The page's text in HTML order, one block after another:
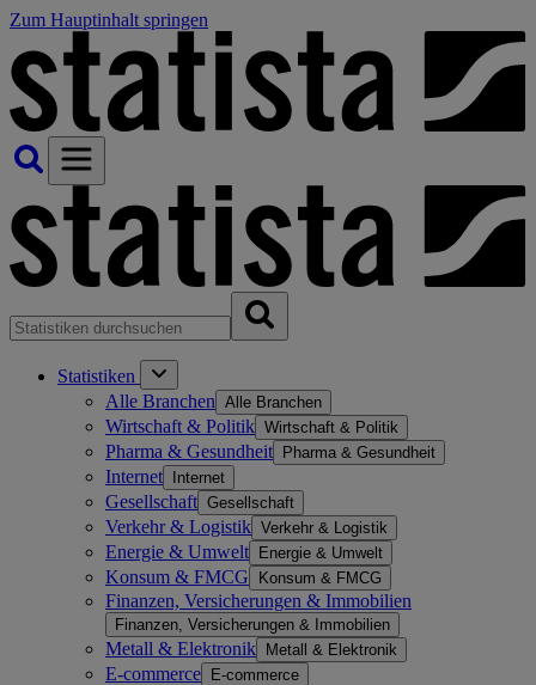
Zum Hauptinhalt springen
Statistiken
Alle Branchen Alle Branchen
Wirtschaft & Politik Wirtschaft & Politik
Pharma & Gesundheit Pharma & Gesundheit
Internet Internet
Gesellschaft Gesellschaft
Verkehr & Logistik Verkehr & Logistik
Energie & Umwelt Energie & Umwelt
Konsum & FMCG Konsum & FMCG
Finanzen, Versicherungen & Immobilien
Finanzen, Versicherungen & Immobilien
Metall & Elektronik Metall & Elektronik
E-commerce E-commerce